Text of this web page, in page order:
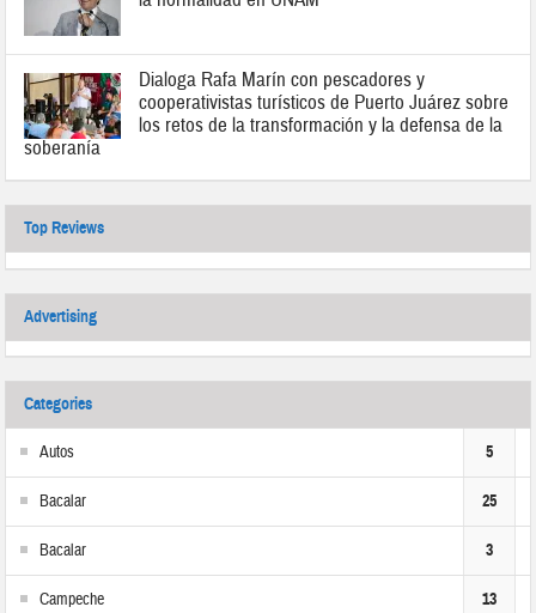
Dialoga Rafa Marín con pescadores y
cooperativistas turísticos de Puerto Juárez sobre
los retos de la transformación y la defensa de la
soberanía
Top Reviews
Advertising
Categories
Autos 5
Bacalar 25
Bacalar 3
Campeche 13